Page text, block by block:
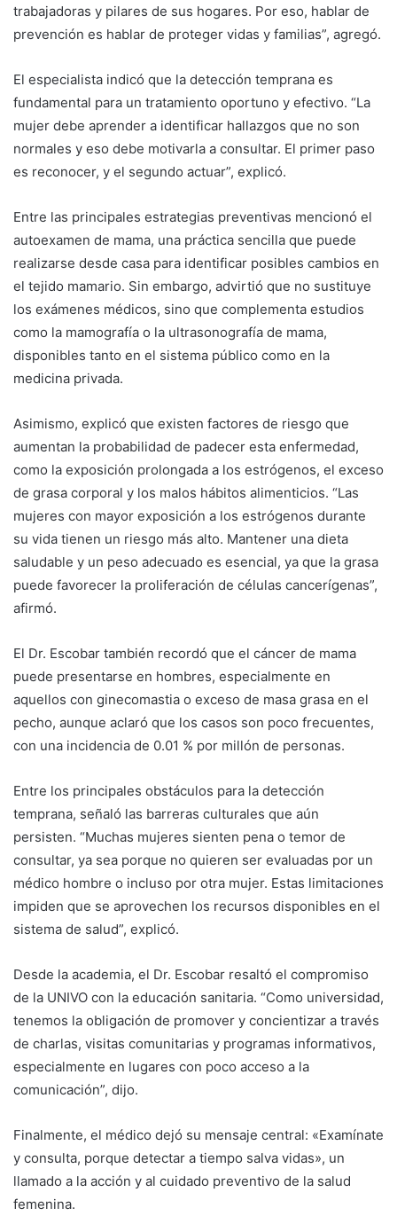
trabajadoras y pilares de sus hogares. Por eso, hablar de
prevención es hablar de proteger vidas y familias”, agregó.
El especialista indicó que la detección temprana es
fundamental para un tratamiento oportuno y efectivo. “La
mujer debe aprender a identificar hallazgos que no son
normales y eso debe motivarla a consultar. El primer paso
es reconocer, y el segundo actuar”, explicó.
Entre las principales estrategias preventivas mencionó el
autoexamen de mama, una práctica sencilla que puede
realizarse desde casa para identificar posibles cambios en
el tejido mamario. Sin embargo, advirtió que no sustituye
los exámenes médicos, sino que complementa estudios
como la mamografía o la ultrasonografía de mama,
disponibles tanto en el sistema público como en la
medicina privada.
Asimismo, explicó que existen factores de riesgo que
aumentan la probabilidad de padecer esta enfermedad,
como la exposición prolongada a los estrógenos, el exceso
de grasa corporal y los malos hábitos alimenticios. “Las
mujeres con mayor exposición a los estrógenos durante
su vida tienen un riesgo más alto. Mantener una dieta
saludable y un peso adecuado es esencial, ya que la grasa
puede favorecer la proliferación de células cancerígenas”,
afirmó.
El Dr. Escobar también recordó que el cáncer de mama
puede presentarse en hombres, especialmente en
aquellos con ginecomastia o exceso de masa grasa en el
pecho, aunque aclaró que los casos son poco frecuentes,
con una incidencia de 0.01 % por millón de personas.
Entre los principales obstáculos para la detección
temprana, señaló las barreras culturales que aún
persisten. “Muchas mujeres sienten pena o temor de
consultar, ya sea porque no quieren ser evaluadas por un
médico hombre o incluso por otra mujer. Estas limitaciones
impiden que se aprovechen los recursos disponibles en el
sistema de salud”, explicó.
Desde la academia, el Dr. Escobar resaltó el compromiso
de la UNIVO con la educación sanitaria. “Como universidad,
tenemos la obligación de promover y concientizar a través
de charlas, visitas comunitarias y programas informativos,
especialmente en lugares con poco acceso a la
comunicación”, dijo.
Finalmente, el médico dejó su mensaje central: «Examínate
y consulta, porque detectar a tiempo salva vidas», un
llamado a la acción y al cuidado preventivo de la salud
femenina.